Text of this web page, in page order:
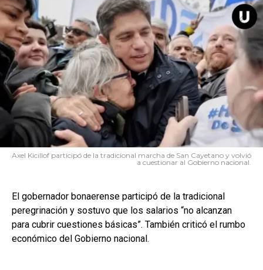
Axel Kicillof participó de la tradicional marcha de San Cayetano y volvió
a cuestionar al Gobierno nacional.
El gobernador bonaerense participó de la tradicional
peregrinación y sostuvo que los salarios “no alcanzan
para cubrir cuestiones básicas”. También criticó el rumbo
económico del Gobierno nacional.